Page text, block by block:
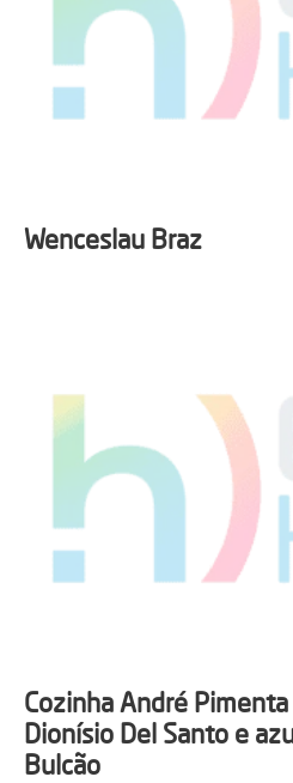
Wenceslau Braz
Cozinha André
Dionísio Del Santo e
Bulcão